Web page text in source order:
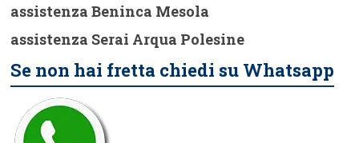
assistenza Beninca Mesola
assistenza Serai Arqua Polesine
Se non hai fretta chiedi su Whatsapp